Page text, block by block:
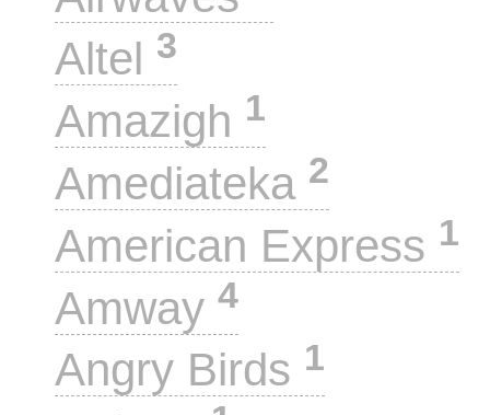
Altel 3
Amazigh 1
Amediateka 2
American Express 1
Amway 4
Angry Birds 1